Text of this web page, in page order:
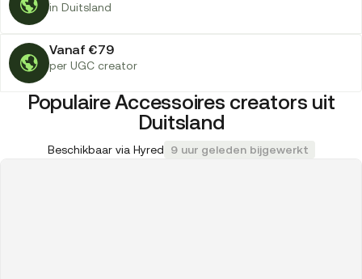
in Duitsland
Vanaf €79
per UGC creator
Populaire Accessoires creators uit
Duitsland
Beschikbaar via Hyred 9 uur geleden bijgewerkt